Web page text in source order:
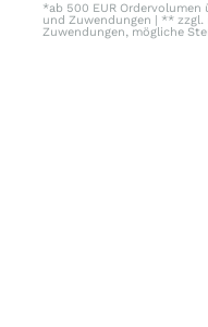
*ab 500 EUR
und Zuwendungen | **
Zuwendungen, mögliche